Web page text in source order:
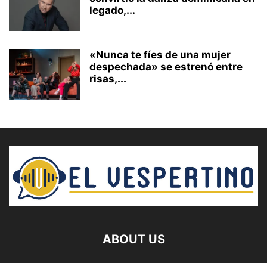
legado,...
«Nunca te fíes de una mujer
despechada» se estrenó entre
risas,...
ABOUT US